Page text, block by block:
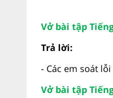
Vở bài tập
Trả lời:
- Các em soát
Vở bài tập